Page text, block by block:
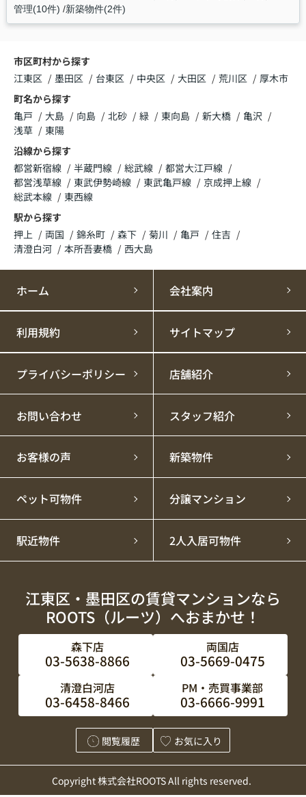
管理(10件) 新築物件(2件)
市区町村から探す
江東区
墨田区 台東区 中央区 大田区 荒川区
厚木市
町名から探す
亀戸
大島 向島 北砂 緑 東向島 新大橋
亀沢
浅草
東陽
沿線から探す
都営新宿線
半蔵門線 総武線
都営大江戸線
都営浅草線
東武伊勢崎線 東武亀戸線
京成押上線
総武本線
東西線
駅から探す
押上
両国 錦糸町 森下 菊川 亀戸
住吉
清澄白河
本所吾妻橋 西大島
ホーム 会社案内
利用規約 サイトマップ
プライバシーポリシー 店舗紹介
お問い合わせ スタッフ紹介
お客様の声 新築物件
ペット可物件 分譲マンション
駅近物件 2人入居可物件
江東区・墨田区の賃貸マンションなら
ROOTS（ルーツ）へおまかせ！
森下店
03-5638-8866
両国店
03-5669-0475
清澄白河店
03-6458-8466
PM・売買事業部
03-6666-9991
閲覧履歴 お気に入り
Copyright 株式会社ROOTS All rights reserved.